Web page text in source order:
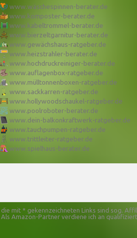
www.wäschespinnen-berater.de
www.komposter-berater.de
www.kabeltrommel-berater.de
www.bierzeltgarnitur-berater.de
www.gewächshaus-ratgeber.de
www.heizstrahler-berater.de
www.hochdruckreiniger-berater.de
www.auflagenbox-ratgeber.de
www.mülltonnenboxen-ratgeber.de
www.sackkarren-ratgeber.de
www.hollywoodschaukel-ratgeber.de
www.poolroboter-berater.de
www.dein-balkonkraftwerk-ratgeber.de
www.tauchpumpen-ratgeber.de
www.trittleiter-ratgeber.de
www.spielhaus-berater.de
die mit * gekennzeichneten Links sind sog.
Als Amazon-Partner verdiene ich an